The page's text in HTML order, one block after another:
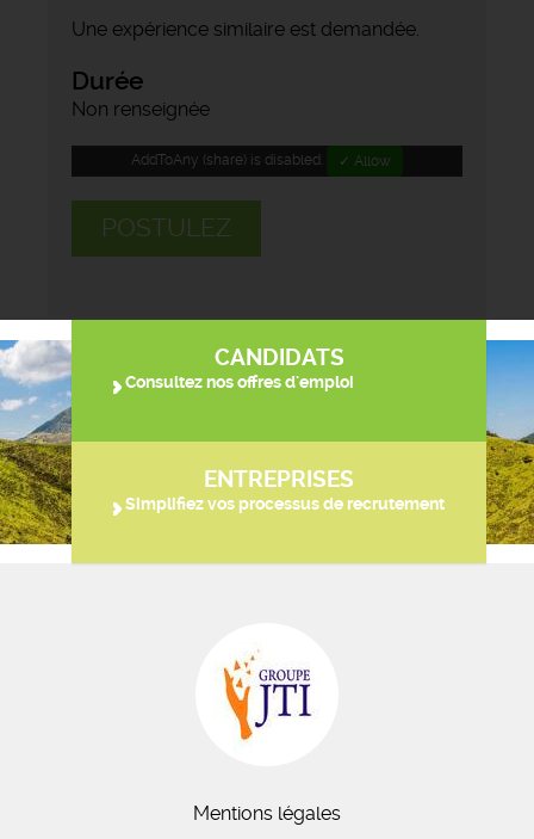
Une expérience similaire est demandée.
Durée
Non renseignée
AddToAny (share) is disabled. ✓ Allow
POSTULEZ
CANDIDATS
Consultez nos offres d'emploi
ENTREPRISES
Simplifiez vos processus de recrutement
Mentions légales